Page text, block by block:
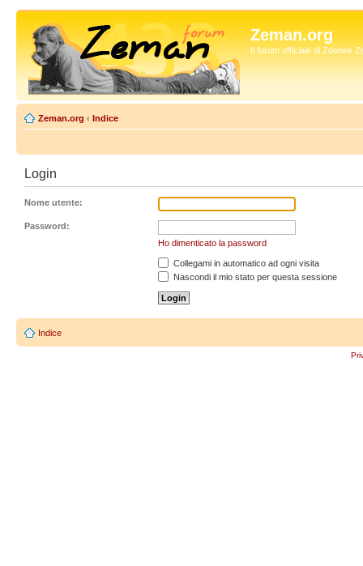
Zeman.org
Il forum ufficiale di Zdenek
Zeman.org ‹ Indice
Login
Nome utente:
Password:
Ho dimenticato la password
Collegami in automatico ad ogni visita
Nascondi il mio stato per questa sessione
Indice